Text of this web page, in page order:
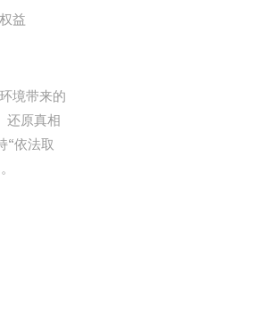
益
境带来的
还原真相
“依法取